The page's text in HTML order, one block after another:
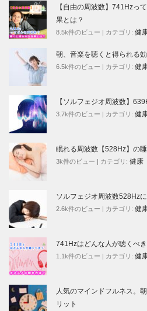
【自由の周波数】741Hzっ
果とは？
8.5k件のビュー | カテゴリ: 健
朝、音楽を聴くと得られる
6.5k件のビュー | カテゴリ: 健
【ソルフェジオ周波数】
3.7k件のビュー | カテゴリ: 健
眠れる周波数【528Hz】の
3k件のビュー | カテゴリ: 健康
ソルフェジオ周波数528Hz
2.6k件のビュー | カテゴリ: 健
741Hzはどんな人が聴くべ
1.1k件のビュー | カテゴリ: 健
人気のマインドフルネス。
リット